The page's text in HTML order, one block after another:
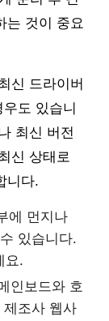
는 것이 중요
신 드라이버
도 있습니
최신 버전
신 상태로
니다.
에 먼지나
있습니다.
요.
인보드와 호
조사 웹사